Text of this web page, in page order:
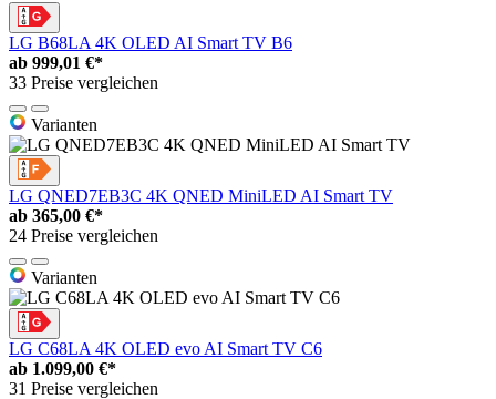
LG B68LA 4K OLED AI Smart TV B6
ab 999,01 €*
33 Preise vergleichen
Varianten
LG QNED7EB3C 4K QNED MiniLED AI Smart TV
ab 365,00 €*
24 Preise vergleichen
Varianten
LG C68LA 4K OLED evo AI Smart TV C6
ab 1.099,00 €*
31 Preise vergleichen